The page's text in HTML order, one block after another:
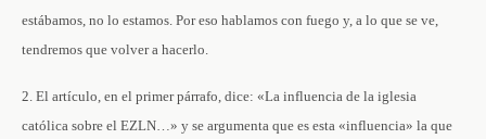
estábamos, no lo estamos. Por eso hablamos con fuego y, a lo que se ve,
tendremos que volver a hacerlo.
2. El artículo, en el primer párrafo, dice: «La influencia de la iglesia
católica sobre el EZLN…» y se argumenta que es esta «influencia» la que